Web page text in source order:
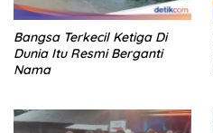
Bangsa Terkecil Ketiga Di
Dunia Itu Resmi Berganti
Nama